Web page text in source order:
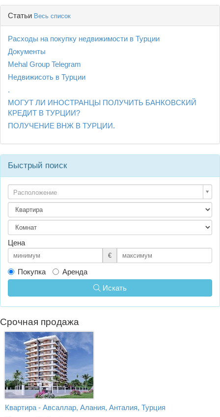
Статьи Весь список
Расходы на покупку недвижимости в Турции
Документы
Mehal Group Telegram
Недвижисоть в Турции
.
МОГУТ ЛИ ИНОСТРАНЦЫ ПОЛУЧИТЬ БАНКОВСКИЙ
КРЕДИТ В ТУРЦИИ?
ПОЛУЧЕНИЕ ВНЖ В ТУРЦИИ.
Быстрый поиск
Расположение
Цена
€
Покупка
Аренда
Искать
Срочная продажа
Квартира - Авсаллар, Алания, Анталия, Турция